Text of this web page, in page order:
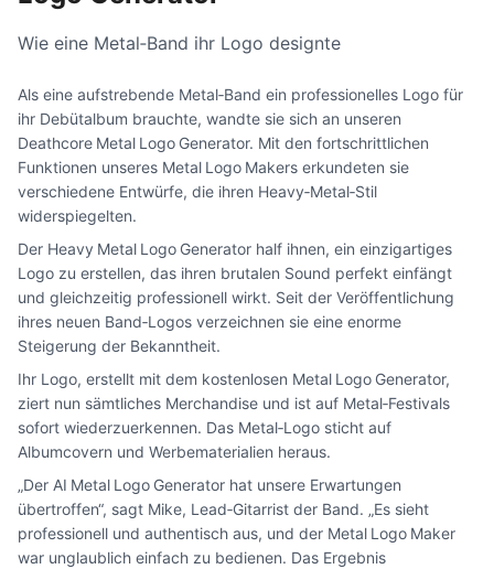
Wie eine Metal‑Band ihr Logo designte
Als eine aufstrebende Metal‑Band ein professionelles Logo für
ihr Debütalbum brauchte, wandte sie sich an unseren
Deathcore Metal Logo Generator. Mit den fortschrittlichen
Funktionen unseres Metal Logo Makers erkundeten sie
verschiedene Entwürfe, die ihren Heavy‑Metal‑Stil
widerspiegelten.
Der Heavy Metal Logo Generator half ihnen, ein einzigartiges
Logo zu erstellen, das ihren brutalen Sound perfekt einfängt
und gleichzeitig professionell wirkt. Seit der Veröffentlichung
ihres neuen Band‑Logos verzeichnen sie eine enorme
Steigerung der Bekanntheit.
Ihr Logo, erstellt mit dem kostenlosen Metal Logo Generator,
ziert nun sämtliches Merchandise und ist auf Metal‑Festivals
sofort wiederzuerkennen. Das Metal‑Logo sticht auf
Albumcovern und Werbematerialien heraus.
„Der AI Metal Logo Generator hat unsere Erwartungen
übertroffen“, sagt Mike, Lead‑Gitarrist der Band. „Es sieht
professionell und authentisch aus, und der Metal Logo Maker
war unglaublich einfach zu bedienen. Das Ergebnis